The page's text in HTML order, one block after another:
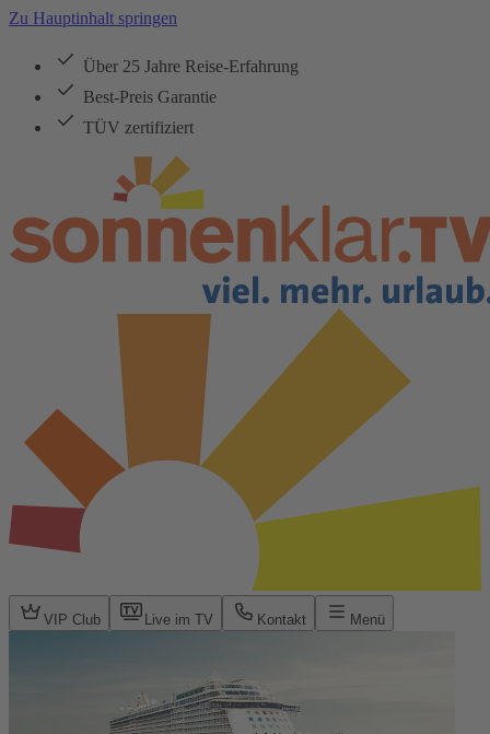
Zu Hauptinhalt springen
Über 25 Jahre Reise-Erfahrung
Best-Preis Garantie
TÜV zertifiziert
VIP Club Live im TV Kontakt Menü